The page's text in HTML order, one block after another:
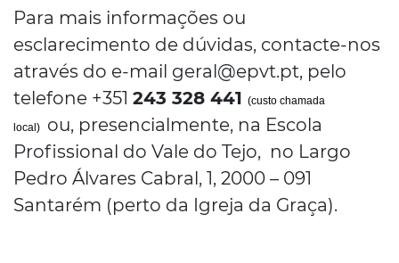
Para mais informações ou
esclarecimento de dúvidas, contacte-nos
através do e-mail geral@epvt.pt, pelo
telefone +351 243 328 441 (custo chamada
local)
ou, presencialmente, na Escola
Profissional do Vale do Tejo, no Largo
Pedro Álvares Cabral, 1, 2000 – 091
Santarém (perto da Igreja da Graça).